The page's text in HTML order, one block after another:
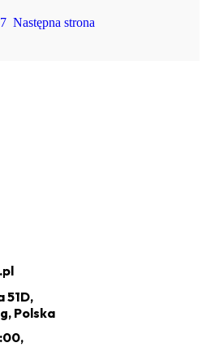
7 Następna strona
51D,
Polska